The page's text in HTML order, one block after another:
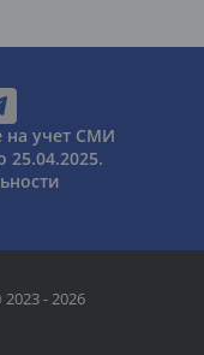
на учет СМИ
25.04.2025.
- 2026